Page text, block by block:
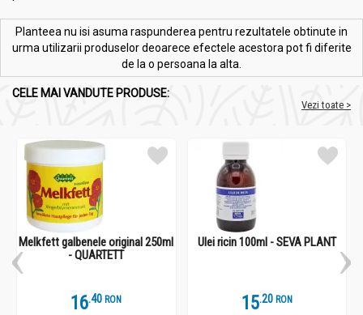
Planteea nu isi asuma raspunderea pentru rezultatele obtinute in
urma utilizarii produselor deoarece efectele acestora pot fi diferite
de la o persoana la alta.
CELE MAI VANDUTE PRODUSE:
Vezi toate >
Melkfett galbenele original 250ml
- QUARTETT
16.4 RON
Ulei ricin 100ml - SEVA PLANT
15.2 RON